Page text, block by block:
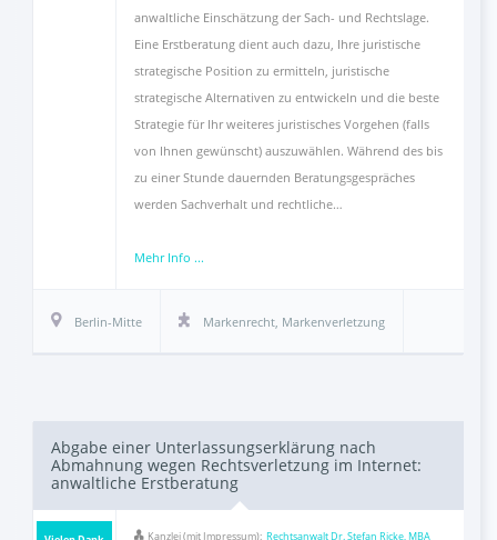
anwaltliche Einschätzung der Sach- und Rechtslage.
Eine Erstberatung dient auch dazu, Ihre juristische
strategische Position zu ermitteln, juristische
strategische Alternativen zu entwickeln und die beste
Strategie für Ihr weiteres juristisches Vorgehen (falls
von Ihnen gewünscht) auszuwählen. Während des bis
zu einer Stunde dauernden Beratungsgespräches
werden Sachverhalt und rechtliche…
Mehr Info ...
Berlin-Mitte Markenrecht, Markenverletzung
Abgabe einer Unterlassungserklärung nach
Abmahnung wegen Rechtsverletzung im Internet:
anwaltliche Erstberatung
Kanzlei (mit Impressum): Rechtsanwalt Dr. Stefan Ricke, MBA